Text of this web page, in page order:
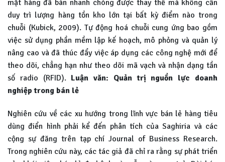
mặt hàng đã bán nhanh chóng được thay thế mà không cần
duy trì lượng hàng tồn kho lớn tại bất kỳ điểm nào trong
chuỗi (Kubick, 2009). Tự động hoá chuỗi cung ứng bao gồm
việc sử dụng phần mềm lập kế hoạch, mô phỏng và quản lý
nâng cao và đã thúc đẩy việc áp dụng các công nghệ mới để
theo dõi, chẳng hạn như theo dõi mã vạch và nhận dạng tần
số radio (RFID). Luận văn: Quản trị nguồn lực doanh
nghiệp trong bán lẻ
Nghiên cứu về các xu hướng trong lĩnh vực bán lẻ hàng tiêu
dùng điển hình phải kể đến phân tích của Saghiria và các
cộng sự đăng trên tạp chí Journal of Business Research.
Trong nghiên cứu này, các tác giả đã chỉ ra rằng sự phát triển